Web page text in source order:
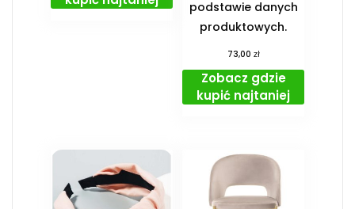
podstawie danych
produktowych.
73,00 zł
Zobacz gdzie
kupić najtaniej